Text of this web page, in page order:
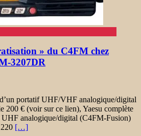
» du C4FM chez
3207DR
portatif UHF/VHF analogique/digital
200 € (voir sur ce lien), Yaesu complète
UHF analogique/digital (C4FM-Fusion)
[…]